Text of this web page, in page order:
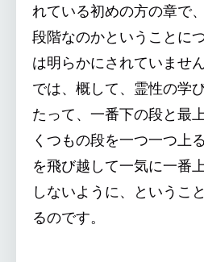
れている初めの方の章で
段階なのかということに
は明らかにされていませ
では、概して、霊性の学
たって、一番下の段と最
くつもの段を一つ一つ上
を飛び越して一気に一番
しないように、というこ
るのです。